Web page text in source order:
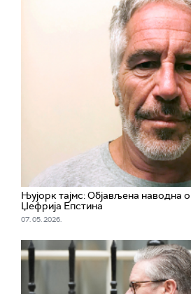
Њујорк тајмс: Објављена наводна
Џефрија Епстина
07. 05. 2026.